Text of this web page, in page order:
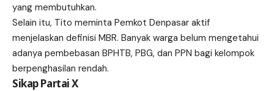
yang membutuhkan.
Selain itu, Tito meminta Pemkot Denpasar aktif
menjelaskan definisi MBR. Banyak warga belum mengetahui
adanya pembebasan BPHTB, PBG, dan PPN bagi kelompok
berpenghasilan rendah.
Sikap Partai X